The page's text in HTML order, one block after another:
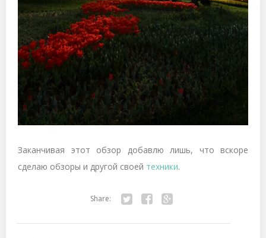
Заканчивая этот обзор добавлю лишь, что вскоре
сделаю обзоры и другой своей техники.
Share: